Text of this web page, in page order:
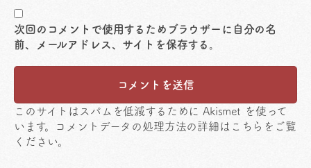
次回のコメントで使用するためブラウザーに自分の名
前、メールアドレス、サイトを保存する。
このサイトはスパムを低減するために Akismet を使って
います。
コメントデータの処理方法の詳細はこちらをご覧
ください。